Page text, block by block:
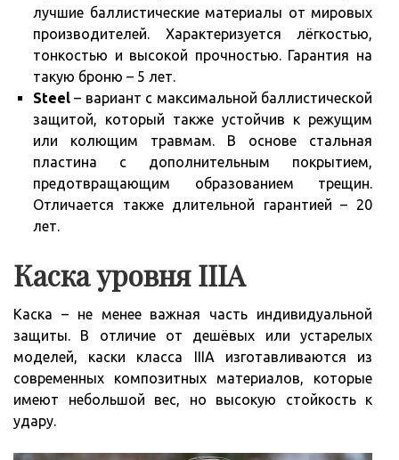
лучшие баллистические материалы от мировых
производителей. Характеризуется лёгкостью,
тонкостью и высокой прочностью. Гарантия на
такую броню – 5 лет.
Steel – вариант с максимальной баллистической
защитой, который также устойчив к режущим
или колющим травмам. В основе стальная
пластина с дополнительным покрытием,
предотвращающим образованием трещин.
Отличается также длительной гарантией – 20
лет.
Каска уровня IIIA
Каска – не менее важная часть индивидуальной
защиты. В отличие от дешёвых или устарелых
моделей, каски класса IIIA изготавливаются из
современных композитных материалов, которые
имеют небольшой вес, но высокую стойкость к
удару.